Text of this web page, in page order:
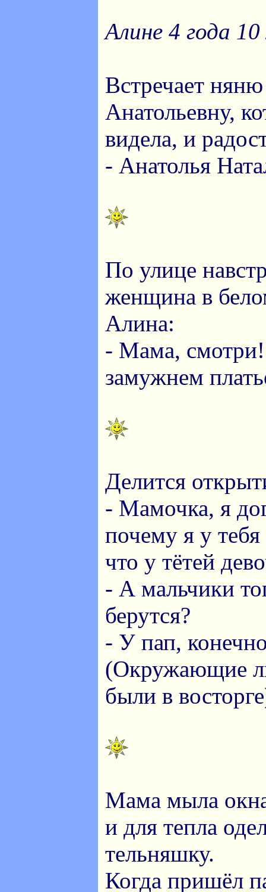
Алине 4 года
Встречает
Анатольевну,
видела, и
- Анатолья
По улице
женщина в
Алина:
- Мама, смотри!
замужнем
Делится
- Мамочка, я
почему я у
что у тётей
- А мальчики
берутся?
- У пап,
(Окружающие
были в
Мама мыла
и для тепла
тельняшку.
Когда пришёл